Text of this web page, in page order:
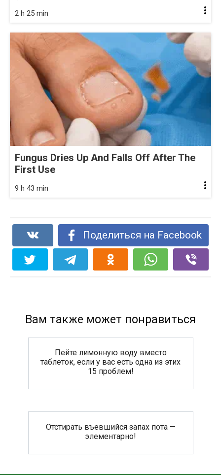
2 h 25 min
Fungus Dries Up And Falls Off After The
First Use
9 h 43 min
Поделиться на Facebook
Вам также может понравиться
Пейте лимонную воду вместо
таблеток, если у вас есть одна из этих
15 проблем!
Отстирать въевшийся запах пота —
элементарно!